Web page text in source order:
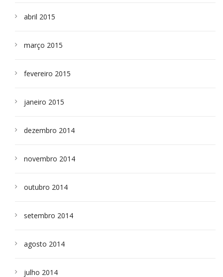
abril 2015
março 2015
fevereiro 2015
janeiro 2015
dezembro 2014
novembro 2014
outubro 2014
setembro 2014
agosto 2014
julho 2014